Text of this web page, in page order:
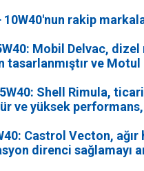
rakip
Mobil Delvac,
ve Motul
Shell Rimula,
ve yüksek
Castrol Vecton,
direnci sağlamayı